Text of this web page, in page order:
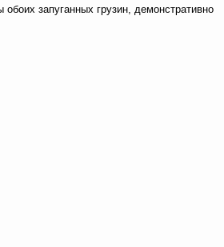
запуганных грузин, демонстративно